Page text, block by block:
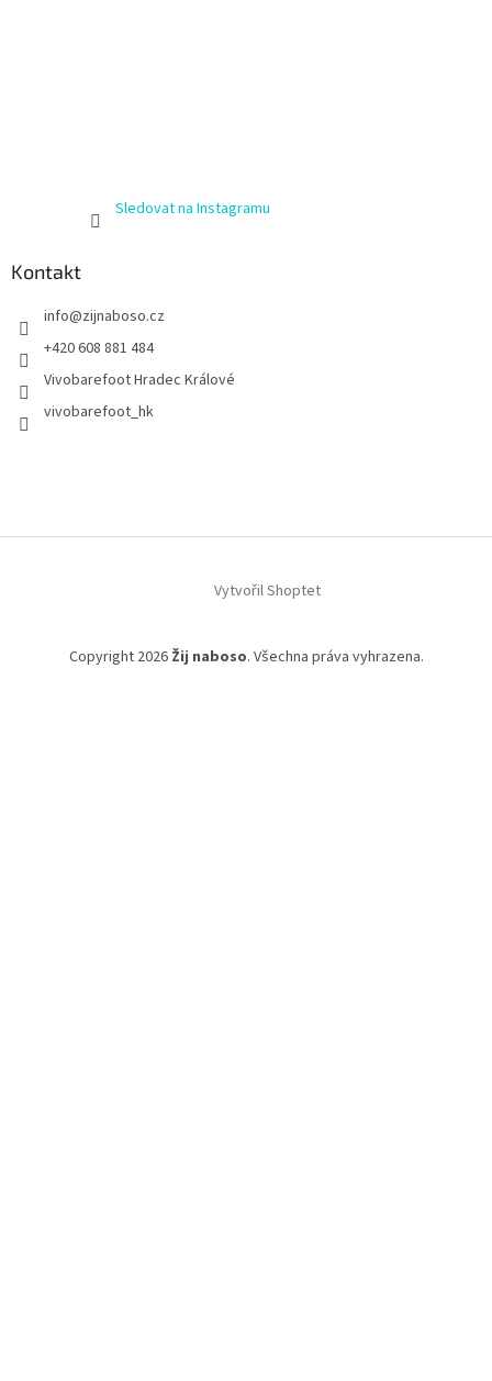
Sledovat na Instagramu
Kontakt
info@zijnaboso.cz
+420 608 881 484
Vivobarefoot Hradec Králové
vivobarefoot_hk
Vytvořil Shoptet
Copyright 2026 Žij naboso. Všechna práva vyhrazena.